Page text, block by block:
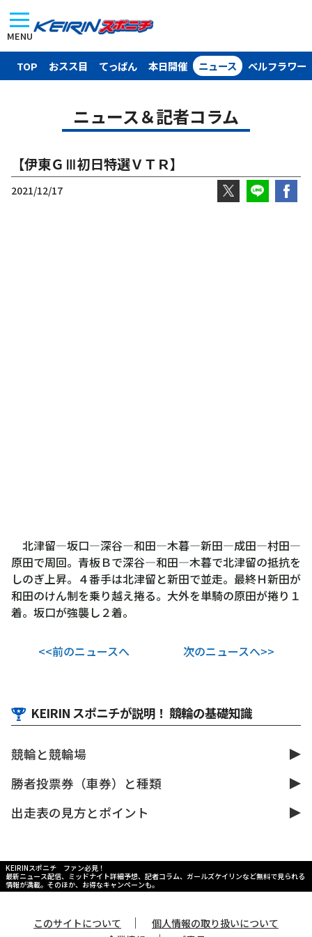
MENU
TOP おスス目 てっぱん 本日開催 ニュース ベルフラワー
ニュース＆記者コラム
【伊東ＧⅢ初日特選ＶＴＲ】
2021/12/17
北津留―坂口―深谷―和田―木暮―新田―成田―村田―
原田で周回。青板Ｂで深谷―和田―木暮で北津留の抵抗を
しのぎ上昇。４番手は北津留と新田で並走。最終Ｈ新田が
和田のけん制を乗り越え捲る。大外を単騎の原田が捲り１
着。坂口が強襲し２着。
<<前のニュースへ 次のニュースへ>>
KEIRIN スポニチが説明！ 競輪の基礎知識
競輪と競輪場
勝者投票券（車券）と種類
出走表の見方とポイント
KEIRINスポニチ ファン必見！
最新ニュース配信、ミッドナイト詳細予想、記者コラム、ガールズケイリンなど無料で見られる
情報が満載。そのほか、お得なキャンペーンも。
このサイトについて ｜
個人情報の取り扱いについて